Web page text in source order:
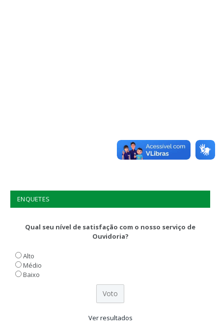
ENQUETES
Qual seu nível de satisfação com o nosso serviço de
Ouvidoria?
Alto
Médio
Baixo
Ver resultados